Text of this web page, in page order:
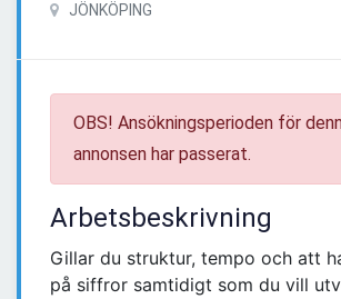
JÖNKÖPING
OBS! Ansökningsperioden för
annonsen har passerat.
Arbetsbeskrivning
Gillar du struktur, tempo och att
på siffror samtidigt som du vill